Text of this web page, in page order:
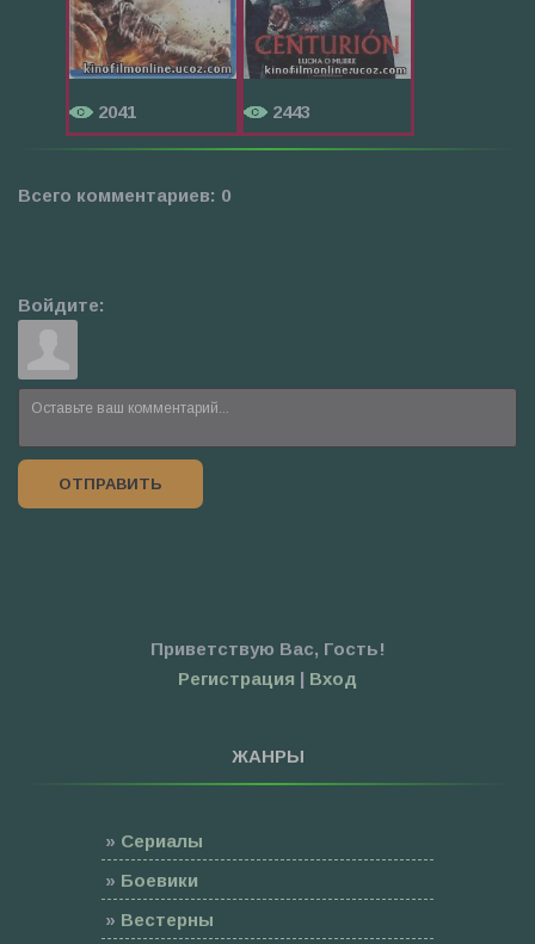
2041 2443
Всего комментариев: 0
Войдите:
ОТПРАВИТЬ
Приветствую Вас, Гость!
Регистрация | Вход
ЖАНРЫ
» Сериалы
» Боевики
» Вестерны